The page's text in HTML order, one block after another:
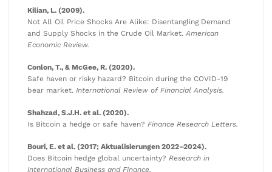
Kilian, L. (2009).
Not All Oil Price Shocks Are Alike: Disentangling Demand
and Supply Shocks in the Crude Oil Market. American
Economic Review.
Conlon, T., & McGee, R. (2020).
Safe haven or risky hazard? Bitcoin during the COVID-19
bear market. International Review of Financial Analysis.
Shahzad, S.J.H. et al. (2020).
Is Bitcoin a hedge or safe haven? Finance Research Letters.
Bouri, E. et al. (2017; Aktualisierungen 2022–2024).
Does Bitcoin hedge global uncertainty? Research in
International Business and Finance.